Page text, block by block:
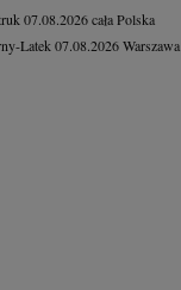
07.08.2026cała Polska
Latek 07.08.2026Warszawa